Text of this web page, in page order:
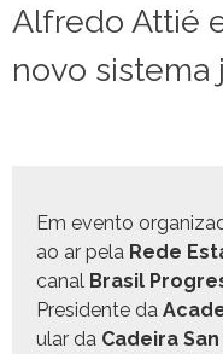
Alfredo Attié
novo sistema
Em even­to
ao ar pela Rede
canal Brasil
Pres­i­dente da
u­lar da Cadeira